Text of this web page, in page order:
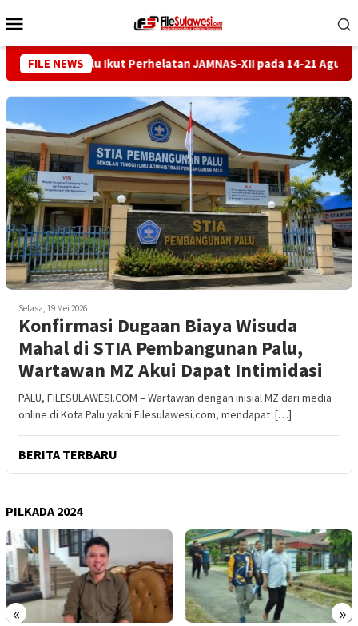
ke
Mobile
FILE NEWS
Kota Palu Ikut Perhelatan JAMNAS-XII pada 14-21 Agustus di
Selasa, 19 Mei 2026
Konfirmasi Dugaan Biaya Wisuda
Mahal di STIA Pembangunan Palu,
Wartawan MZ Akui Dapat Intimidasi
PALU, FILESULAWESI.COM – Wartawan dengan inisial MZ dari media
online di Kota Palu yakni Filesulawesi.com, mendapat […]
BERITA TERBARU
PILKADA 2024
« »